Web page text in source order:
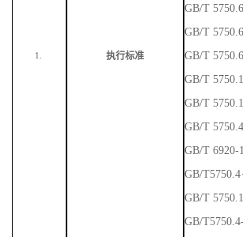
1. 执行标准
GB/T
GB/T
GB/T
GB/T
GB/T
GB/T
GB/T
GB/
GB/T
GB/